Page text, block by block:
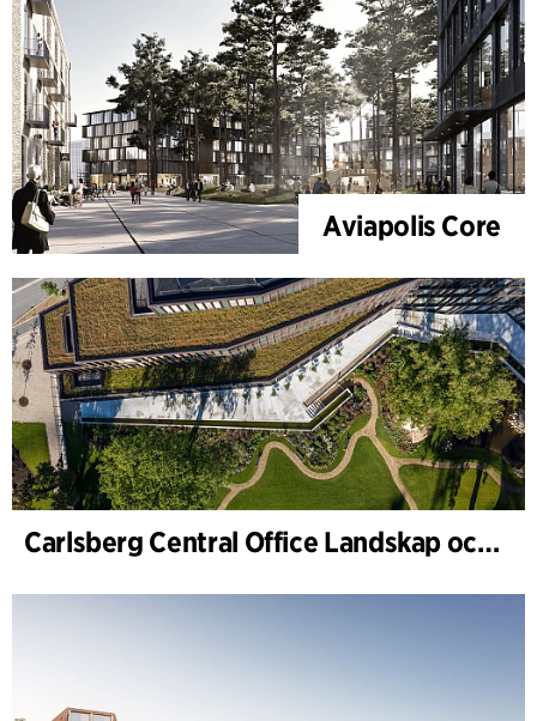
Aviapolis Core
Carlsberg Central Office Landskap och renovering av Carl Jacobsens trädgård